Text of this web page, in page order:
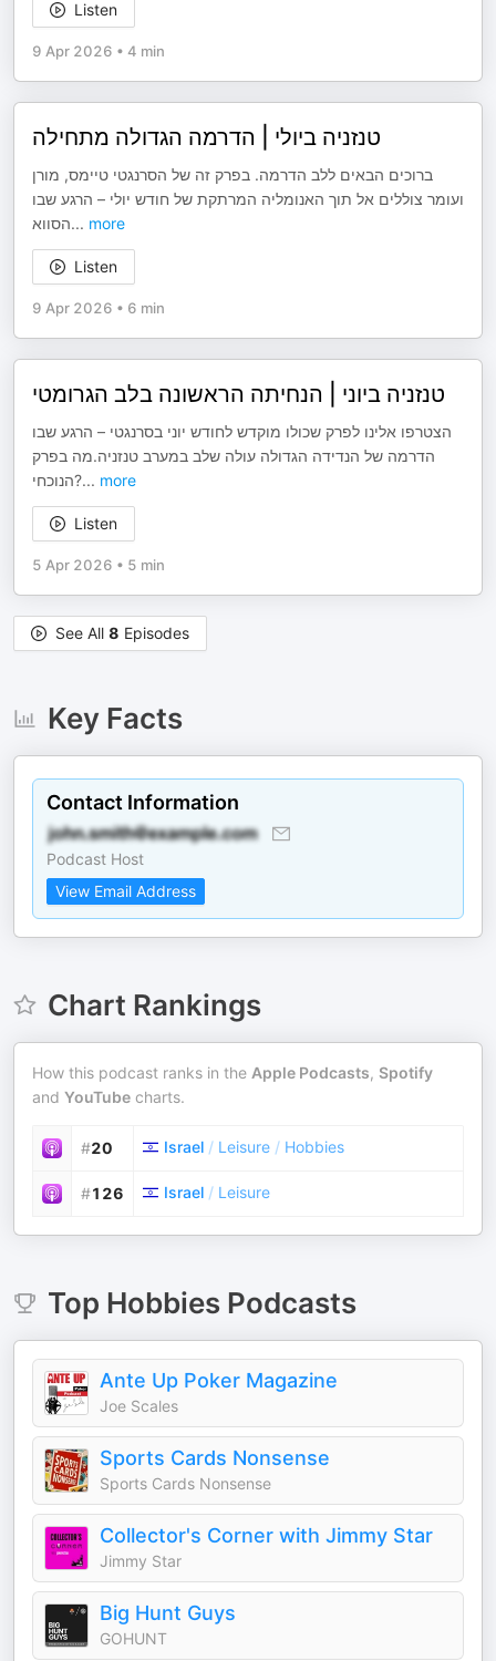
Listen
9 Apr 2026 • 4 min
טנזניה ביולי | הדרמה הגדולה מתחילה
ברוכים הבאים ללב הדרמה. בפרק זה של הסרנגטי טיימס, מורן
ועומר צוללים אל תוך האנומליה המרתקת של חודש יולי – הרגע שבו
הסווא... more
Listen
9 Apr 2026 • 6 min
טנזניה ביוני | הנחיתה הראשונה בלב הגרומטי
הצטרפו אלינו לפרק שכולו מוקדש לחודש יוני בסרנגטי – הרגע שבו
הדרמה של הנדידה הגדולה עולה שלב במערב טנזניה.מה בפרק
הנוכחי?... more
Listen
5 Apr 2026 • 5 min
See All 8 Episodes
Key Facts
Contact Information
Podcast Host
View Email Address
Chart Rankings
How this podcast ranks in the Apple Podcasts, Spotify
and YouTube charts.
#20 Israel / Leisure / Hobbies
#126 Israel / Leisure
Top HobbiesPodcasts
Ante Up Poker Magazine
Joe Scales
Sports Cards Nonsense
Sports Cards Nonsense
Collector's Corner with Jimmy Star
Jimmy Star
Big Hunt Guys
GOHUNT